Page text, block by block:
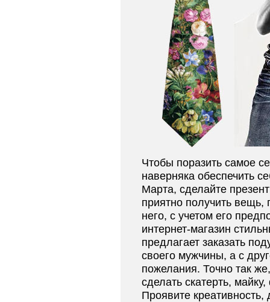
Чтобы поразить самое
наверняка обеспечить
Марта, сделайте
приятно получить
него, с учетом его
интернет-магазин
предлагает заказать
своего мужчины, а с
пожелания. Точно так
сделать скатерть,
Проявите